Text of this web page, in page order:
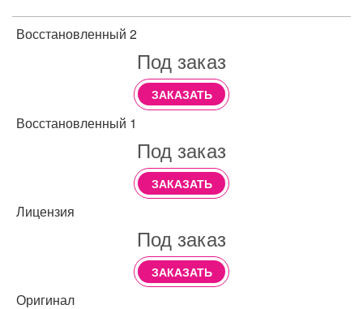
Восстановленный 2
Под заказ
ЗАКАЗАТЬ
Восстановленный 1
Под заказ
ЗАКАЗАТЬ
Лицензия
Под заказ
ЗАКАЗАТЬ
Оригинал